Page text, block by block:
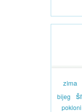
zima
bijeg
pokloni